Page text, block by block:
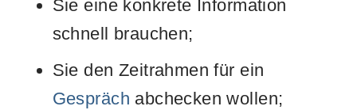
Sie eine konkrete Information
schnell brauchen;
Sie den Zeitrahmen für ein
Gespräch abchecken wollen;